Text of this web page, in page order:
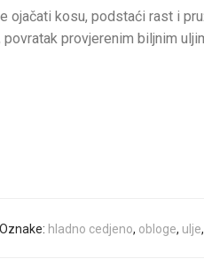
kosu, podstaći rast i
provjerenim biljnim
Oznake: hladno cedjeno, obloge, ulje,